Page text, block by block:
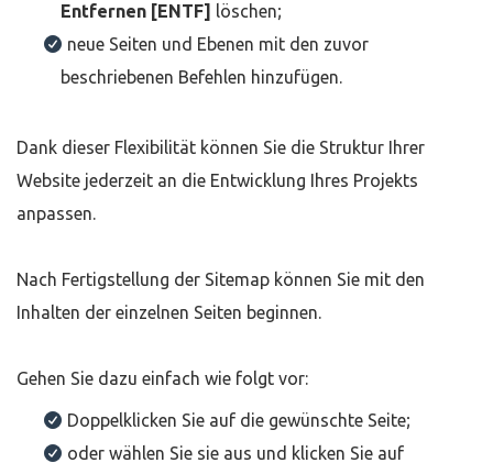
Entfernen [ENTF] löschen;
neue Seiten und Ebenen mit den zuvor
beschriebenen Befehlen hinzufügen.
Dank dieser Flexibilität können Sie die Struktur Ihrer
Website jederzeit an die Entwicklung Ihres Projekts
anpassen.
Nach Fertigstellung der Sitemap können Sie mit den
Inhalten der einzelnen Seiten beginnen.
Gehen Sie dazu einfach wie folgt vor:
Doppelklicken Sie auf die gewünschte Seite;
oder wählen Sie sie aus und klicken Sie auf